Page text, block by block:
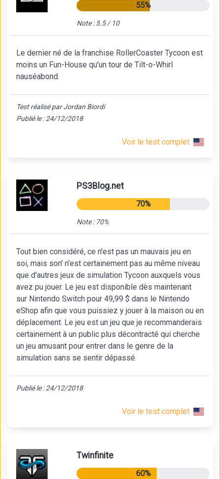
55%
Note : 5.5 / 10
Le dernier né de la franchise RollerCoaster Tycoon est
moins un Fun-House qu'un tour de Tilt-o-Whirl
nauséabond.
Test réalisé par Jordan Biordi
Publié le : 24/12/2018
Voir le test complet
PS3Blog.net
70%
Note : 70%
Tout bien considéré, ce n'est pas un mauvais jeu en
soi, mais son' n'est certainement pas au même niveau
que d'autres jeux de simulation Tycoon auxquels vous
avez pu jouer. Le jeu est disponible dès maintenant
sur Nintendo Switch pour 49,99 $ dans le Nintendo
eShop afin que vous puissiez y jouer à la maison ou en
déplacement. Le jeu est un jeu que je recommanderais
certainement à un public plus décontracté qui cherche
un jeu amusant pour entrer dans le genre de la
simulation sans se sentir dépassé.
Publié le : 24/12/2018
Voir le test complet
Twinfinite
60%